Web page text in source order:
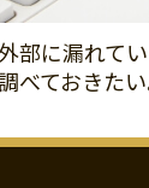
部に漏れて
べておきたい